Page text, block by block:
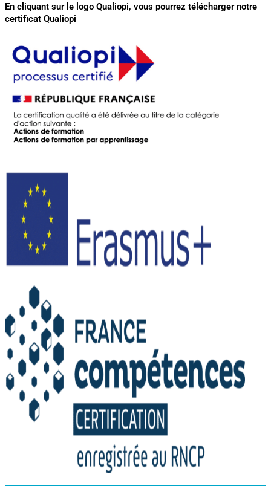
En cliquant sur le logo Qualiopi, vous pourrez télécharger notre
certificat Qualiopi